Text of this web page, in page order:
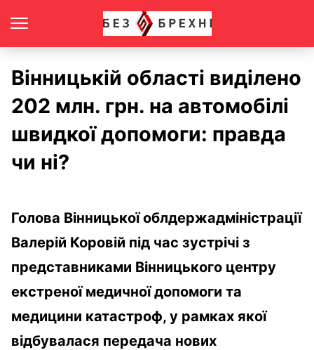
Вінницькій області виділено
202 млн. грн. на автомобілі
швидкої допомоги: правда
чи ні?
Голова Вінницької облдержадміністрації
Валерій Коровій під час зустрічі з
представниками Вінницького центру
екстреної медичної допомоги та
медицини катастроф, у рамках якої
відбувалася передача нових